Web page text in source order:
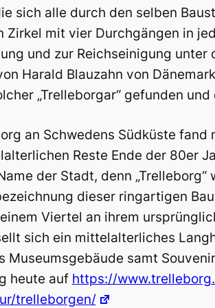
sich alle durch den selben
Zirkel mit vier Durchgängen in
und zur Reichseinigung unter
Harald Blauzahn von
„Trelleborgar“ gefunden
an Schwedens Südküste fand
Reste Ende der 80er
der Stadt, denn „Trelleborg“
dieser ringartigen
Viertel an ihrem
sich ein mittelalterliches
Museumsgebäude samt
heute auf https://
trelleborgen/